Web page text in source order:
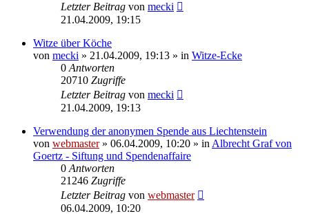
Letzter Beitrag von mecki
21.04.2009, 19:15
Witze über Köche
von mecki » 21.04.2009, 19:13 » in Witze-Ecke
0 Antworten
20710 Zugriffe
Letzter Beitrag von mecki
21.04.2009, 19:13
Verwendung der anonymen Spende aus Liechtenstein
von webmaster» 06.04.2009, 10:20 » in Albrecht Graf von
Goertz - Siftung und Spendenaffaire
0 Antworten
21246 Zugriffe
Letzter Beitrag von webmaster
06.04.2009, 10:20